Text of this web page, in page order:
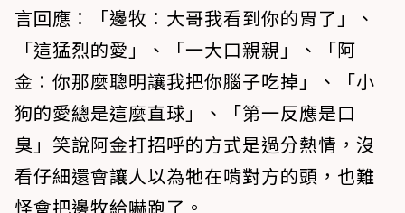
言回應：「邊牧：大哥我看到你的胃了」、
「這猛烈的愛」、「一大口親親」、「阿
金：你那麼聰明讓我把你腦子吃掉」、「小
狗的愛總是這麼直球」、「第一反應是口
臭」笑說阿金打招呼的方式是過分熱情，沒
看仔細還會讓人以為牠在啃對方的頭，也難
怪會把邊牧給嚇跑了。